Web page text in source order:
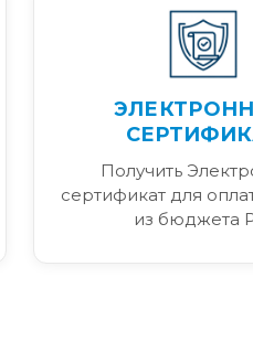
Получить
сертификат для
из бюджета